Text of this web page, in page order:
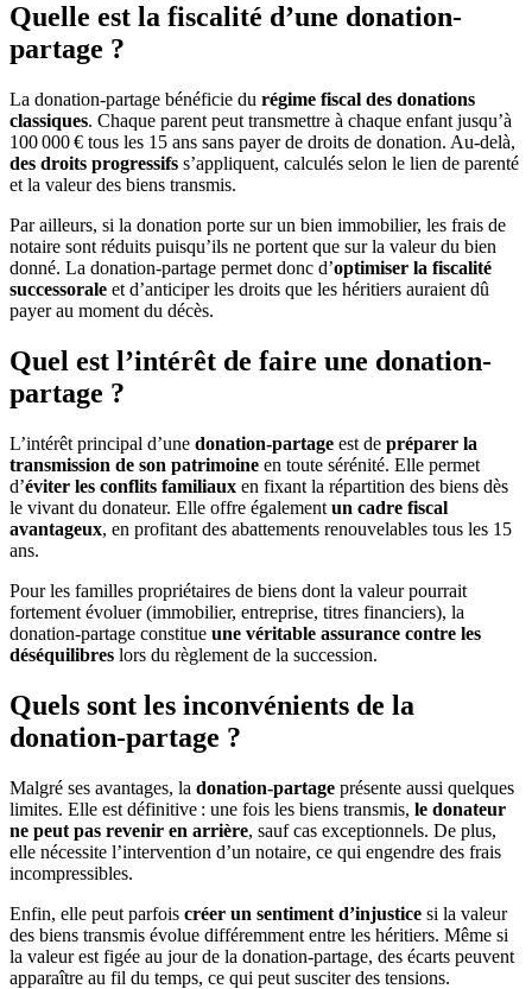
Quelle est la fiscalité d’une donation-
partage ?
La donation-partage bénéficie du régime fiscal des donations
classiques. Chaque parent peut transmettre à chaque enfant jusqu’à
100 000 € tous les 15 ans sans payer de droits de donation. Au-delà,
des droits progressifs s’appliquent, calculés selon le lien de parenté
et la valeur des biens transmis.
Par ailleurs, si la donation porte sur un bien immobilier, les frais de
notaire sont réduits puisqu’ils ne portent que sur la valeur du bien
donné. La donation-partage permet donc d’optimiser la fiscalité
successorale et d’anticiper les droits que les héritiers auraient dû
payer au moment du décès.
Quel est l’intérêt de faire une donation-
partage ?
L’intérêt principal d’une donation-partage est de préparer la
transmission de son patrimoine en toute sérénité. Elle permet
d’éviter les conflits familiaux en fixant la répartition des biens dès
le vivant du donateur. Elle offre également un cadre fiscal
avantageux, en profitant des abattements renouvelables tous les 15
ans.
Pour les familles propriétaires de biens dont la valeur pourrait
fortement évoluer (immobilier, entreprise, titres financiers), la
donation-partage constitue une véritable assurance contre les
déséquilibres lors du règlement de la succession.
Quels sont les inconvénients de la
donation-partage ?
Malgré ses avantages, la donation-partage présente aussi quelques
limites. Elle est définitive : une fois les biens transmis, le donateur
ne peut pas revenir en arrière, sauf cas exceptionnels. De plus,
elle nécessite l’intervention d’un notaire, ce qui engendre des frais
incompressibles.
Enfin, elle peut parfois créer un sentiment d’injustice si la valeur
des biens transmis évolue différemment entre les héritiers. Même si
la valeur est figée au jour de la donation-partage, des écarts peuvent
apparaître au fil du temps, ce qui peut susciter des tensions.